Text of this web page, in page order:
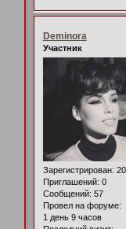
Deminora
Участник
Зарегистрирован:
Приглашений: 0
Сообщений: 57
Провел на форуме:
1 день 9 часов